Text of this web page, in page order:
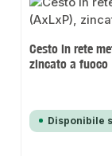
Cesto in rete
zincato a fuoco
Disponibile